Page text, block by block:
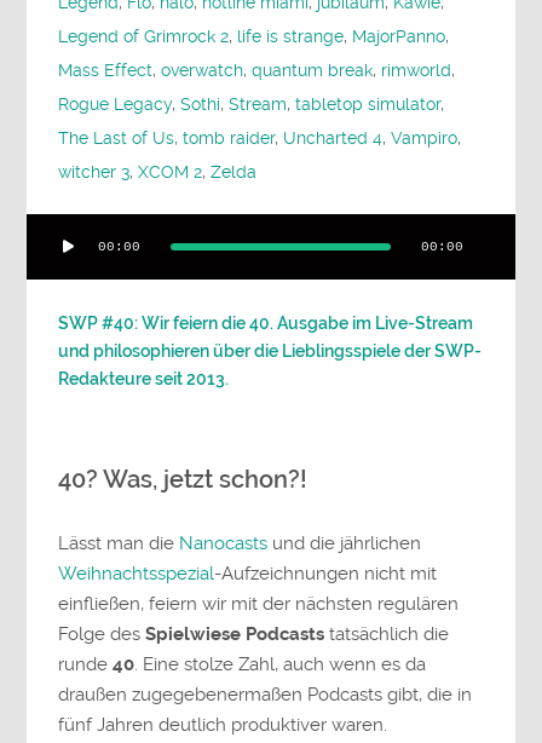
Legend of Grimrock 2, life is strange, MajorPanno,
Mass Effect,overwatch,quantum break, rimworld,
Rogue Legacy,Sothi,Stream,tabletop simulator,
The Last of Us,tomb raider, Uncharted 4,Vampiro,
witcher 3,XCOM 2,Zelda
Player
00:00 00:00
SWP #40: Wir feiern die 40. Ausgabe im Live-Stream
und philosophieren über die Lieblingsspiele der SWP-
Redakteure seit 2013.
40? Was, jetzt schon?!
Lässt man die Nanocasts und die jährlichen
Weihnachtsspezial-Aufzeichnungen nicht mit
einfließen, feiern wir mit der nächsten regulären
Folge desSpielwiese Podcasts tatsächlich die
runde40. Eine stolze Zahl, auch wenn es da
draußen zugegebenermaßen Podcasts gibt, die in
fünf Jahren deutlich produktiver waren.